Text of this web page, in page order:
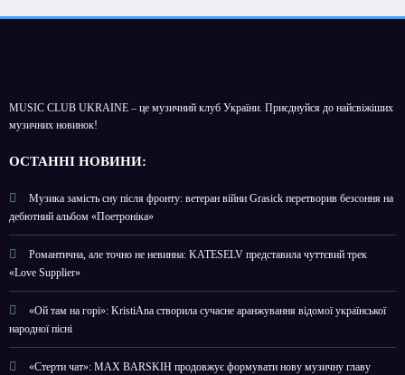
MUSIC CLUB UKRAINE – це музичний клуб України. Приєднуйся до найсвіжіших
музичних новинок!
ОСТАННІ НОВИНИ:
Музика замість сну після фронту: ветеран війни Grasick перетворив безсоння на
дебютний альбом «Поетроніка»
Романтична, але точно не невинна: KATESELV представила чуттєвий трек
«Love Supplier»
«Ой там на горі»: KristiAna створила сучасне аранжування відомої української
народної пісні
«Стерти чат»: MAX BARSKIH продовжує формувати нову музичну главу